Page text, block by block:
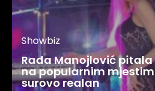
Showbiz
Rada Manojlović pitala
na popularnim
surovo realan